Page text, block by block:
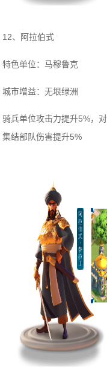
12、阿拉伯式
特色单位：马穆鲁克
城市增益：无垠绿洲
骑兵单位攻击力提升5%，
集结部队伤害提升5%